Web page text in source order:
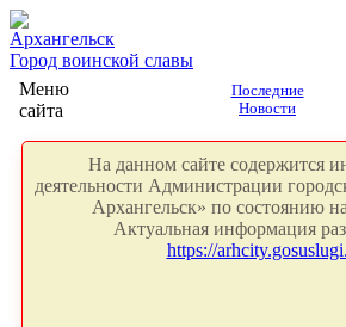
Архангельск
Город воинской славы
Меню
сайта
Последние
Новости
На данном сайте содержится
деятельности Администрации
Архангельск» по состоянию
Актуальная информация
https://